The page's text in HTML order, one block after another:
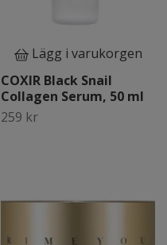
Lägg i varukorgen
COXIR Black Snail
Collagen Serum, 50 ml
259 kr